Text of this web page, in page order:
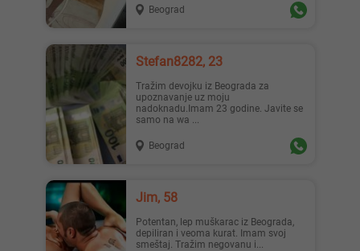
Beograd
Stefan8282, 23
Tražim devojku iz Beograda za
upoznavanje uz moju
nadoknadu.Imam 23 godine. Javite se
samo na wa ...
Beograd
Jim, 58
Potentan, lep muškarac iz Beograda,
depiliran i veoma kurat. Imam svoj
smeštaj. Tražim negovanu i...